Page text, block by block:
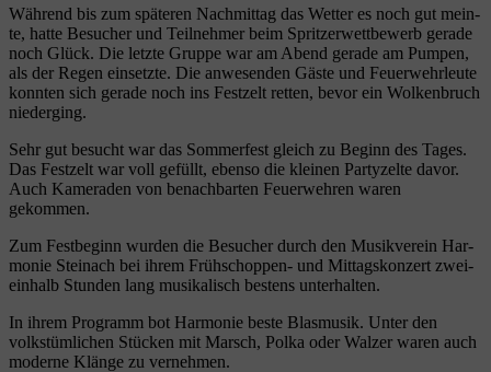
Wäh­rend bis zum spä­te­ren Nach­mit­tag das Wet­ter es noch gut mein­
te, hat­te Besu­cher und Teil­neh­mer beim Sprit­zer­wett­be­werb gera­de
noch Glück. Die letz­te Grup­pe war am Abend gera­de am Pum­pen,
als der Regen ein­setz­te. Die anwe­sen­den Gäs­te und Feu­er­wehr­leu­te
konn­ten sich gera­de noch ins Fest­zelt ret­ten, bevor ein Wol­ken­bruch
niederging.
Sehr gut besucht war das Som­mer­fest gleich zu Beginn des Tages.
Das Fest­zelt war voll gefüllt, eben­so die klei­nen Par­ty­zel­te davor.
Auch Kame­ra­den von benach­bar­ten Feu­er­weh­ren waren
gekommen.
Zum Fest­be­ginn wur­den die Besu­cher durch den Musik­ver­ein Har­
mo­nie Stein­ach bei ihrem Früh­schop­pen- und Mit­tags­kon­zert zwei­
ein­halb Stun­den lang musi­ka­lisch bes­tens unterhalten.
In ihrem Pro­gramm bot Har­mo­nie bes­te Blas­mu­sik. Unter den
volks­tüm­li­chen Stü­cken mit Marsch, Pol­ka oder Wal­zer waren auch
moder­ne Klän­ge zu vernehmen.